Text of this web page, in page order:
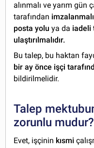
alınmalı ve yarım gün
tarafından
posta yolu ya da iadeli
ulaştırılmalıdır.
Bu talep, bu haktan
bir ay önce işçi
bildirilmelidir.
Talep
zorunlu mudur?
Evet, işçinin kısmi